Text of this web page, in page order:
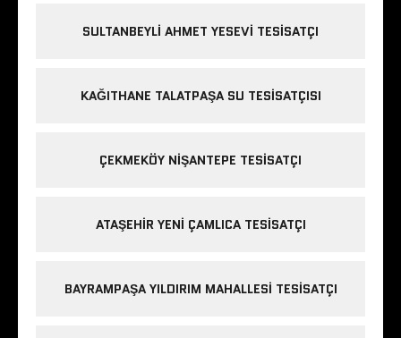
SULTANBEYLI AHMET YESEVI TESISATÇI
KAĞITHANE TALATPAŞA SU TESISATÇISI
ÇEKMEKÖY NIŞANTEPE TESISATÇI
ATAŞEHIR YENI ÇAMLICA TESISATÇI
BAYRAMPAŞA YILDIRIM MAHALLESI TESISATÇI